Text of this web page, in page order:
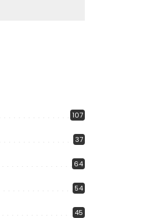
107
37
64
54
45